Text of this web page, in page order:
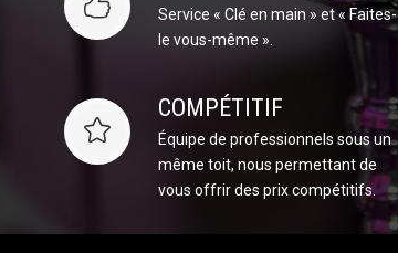
Service « Clé en main » et « Faites-
le vous-même ».
COMPÉTITIF
Équipe de professionnels sous un
même toit, nous permettant de
vous offrir des prix compétitifs.